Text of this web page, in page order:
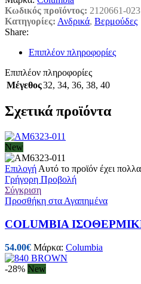
Κωδικός προϊόντος: 2120661-023
Κατηγορίες: Ανδρικά, Βερμούδες
Share:
Επιπλέον πληροφορίες
Επιπλέον πληροφορίες
Μέγεθος32, 34, 36, 38, 40
Σχετικά προϊόντα
New
Επιλογή Αυτό το προϊόν έχει
Γρήγορη Προβολή
Σύγκριση
Προσθήκη στα Αγαπημένα
COLUMBIA
54.00€ Μάρκα: Columbia
-28% New